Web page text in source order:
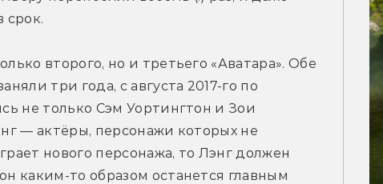
срок.
второго, но и третьего «Аватара». Обе
три года, с августа 2017-го по
не только Сэм Уортингтон и Зои
— актёры, персонажи которых не
нового персонажа, то Лэнг должен
каким-то образом останется главным